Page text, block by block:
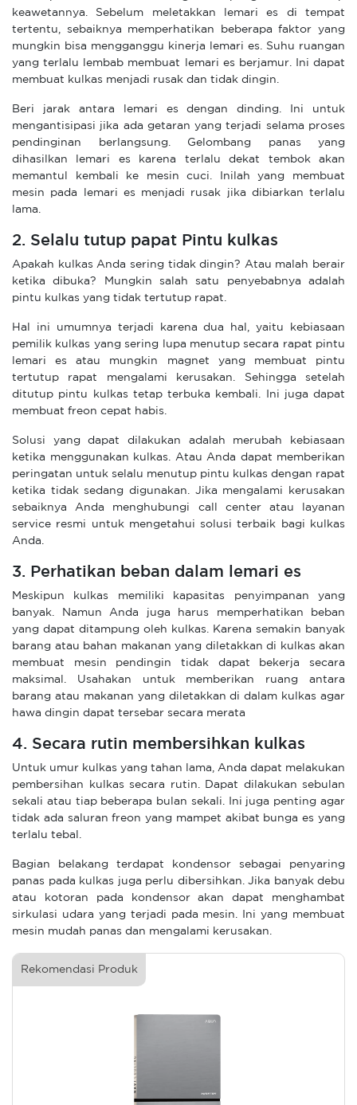
keawetannya. Sebelum meletakkan lemari es di tempat
tertentu, sebaiknya memperhatikan beberapa faktor yang
mungkin bisa mengganggu kinerja lemari es. Suhu ruangan
yang terlalu lembab membuat lemari es berjamur. Ini dapat
membuat kulkas menjadi rusak dan tidak dingin.
Beri jarak antara lemari es dengan dinding. Ini untuk
mengantisipasi jika ada getaran yang terjadi selama proses
pendinginan berlangsung. Gelombang panas yang
dihasilkan lemari es karena terlalu dekat tembok akan
memantul kembali ke mesin cuci. Inilah yang membuat
mesin pada lemari es menjadi rusak jika dibiarkan terlalu
lama.
2. Selalu tutup papat Pintu kulkas
Apakah kulkas Anda sering tidak dingin? Atau malah berair
ketika dibuka? Mungkin salah satu penyebabnya adalah
pintu kulkas yang tidak tertutup rapat.
Hal ini umumnya terjadi karena dua hal, yaitu kebiasaan
pemilik kulkas yang sering lupa menutup secara rapat pintu
lemari es atau mungkin magnet yang membuat pintu
tertutup rapat mengalami kerusakan. Sehingga setelah
ditutup pintu kulkas tetap terbuka kembali. Ini juga dapat
membuat freon cepat habis.
Solusi yang dapat dilakukan adalah merubah kebiasaan
ketika menggunakan kulkas. Atau Anda dapat memberikan
peringatan untuk selalu menutup pintu kulkas dengan rapat
ketika tidak sedang digunakan. Jika mengalami kerusakan
sebaiknya Anda menghubungi call center atau layanan
service resmi untuk mengetahui solusi terbaik bagi kulkas
Anda.
3. Perhatikan beban dalam lemari es
Meskipun kulkas memiliki kapasitas penyimpanan yang
banyak. Namun Anda juga harus memperhatikan beban
yang dapat ditampung oleh kulkas. Karena semakin banyak
barang atau bahan makanan yang diletakkan di kulkas akan
membuat mesin pendingin tidak dapat bekerja secara
maksimal. Usahakan untuk memberikan ruang antara
barang atau makanan yang diletakkan di dalam kulkas agar
hawa dingin dapat tersebar secara merata
4. Secara rutin membersihkan kulkas
Untuk umur kulkas yang tahan lama, Anda dapat melakukan
pembersihan kulkas secara rutin. Dapat dilakukan sebulan
sekali atau tiap beberapa bulan sekali. Ini juga penting agar
tidak ada saluran freon yang mampet akibat bunga es yang
terlalu tebal.
Bagian belakang terdapat kondensor sebagai penyaring
panas pada kulkas juga perlu dibersihkan. Jika banyak debu
atau kotoran pada kondensor akan dapat menghambat
sirkulasi udara yang terjadi pada mesin. Ini yang membuat
mesin mudah panas dan mengalami kerusakan.
Rekomendasi Produk